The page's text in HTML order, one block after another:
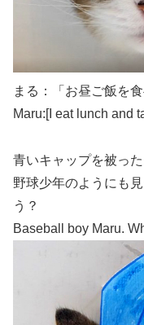
まる：「お昼ご飯を
Maru:[I eat lunch and
青いキャップを被った
野球少年のようにも
う？
Baseball boy Maru.